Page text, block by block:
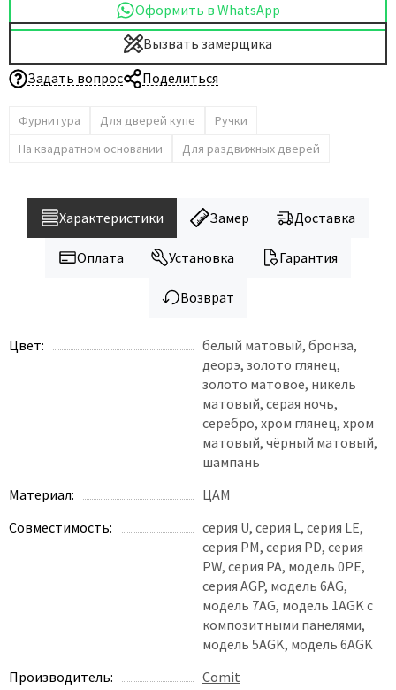
Griffwerk
HSU
Kapelli
Komfort Doors
Legend
Oro - Oro
Philips
Profilo Porte
Оформить в WhatsApp
Вызвать замерщика
Задать вопрос
Поделиться
Фурнитура Для дверей купе
Ручки
На квадратном основании
Для раздвижных дверей
Характеристики Замер Доставка
Оплата Установка Гарантия
Возврат
Цвет:
белый матовый, бронза,
деорэ, золото глянец,
золото матовое, никель
матовый, серая ночь,
серебро, хром глянец, хром
матовый, чёрный матовый,
шампань
Материал:
ЦАМ
Совместимость:
серия U, серия L, серия LE,
серия PM, серия PD, серия
PW, серия PA, модель 0PE,
серия AGP, модель 6AG,
модель 7AG, модель 1AGK с
композитными панелями,
модель 5AGK, модель 6AGK
Производитель:
Comit